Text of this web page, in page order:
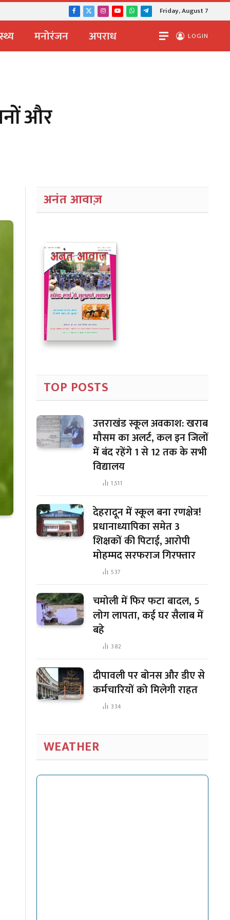
Facebook
X
Instagram
YouTubeWhatsApp
TelegramFriday, August 7
मनोरंजन अपराध LOGIN
और
अनंत आवाज़
TOP POSTS
उत्तराखंड स्कूल अवकाश: खराब
मौसम का अलर्ट, कल इन जिलों
में बंद रहेंगे 1 से 12 तक के सभी
विद्यालय
1,511
देहरादून में स्कूल बना रणक्षेत्र!
प्रधानाध्यापिका समेत 3
शिक्षकों की पिटाई, आरोपी
मोहम्मद सरफराज गिरफ्तार
537
चमोली में फिर फटा बादल, 5
लोग लापता, कई घर सैलाब में
बहे
382
दीपावली पर बोनस और डीए से
कर्मचारियों को मिलेगी राहत
334
WEATHER